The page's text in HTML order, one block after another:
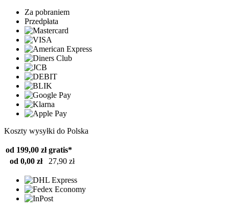
Za pobraniem
Przedpłata
Koszty wysyłki do Polska
od 199,00 zł gratis*
od 0,00 zł
27,90 zł